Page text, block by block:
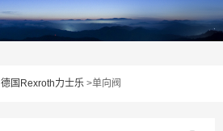
德国Rexroth力士乐 >单向阀